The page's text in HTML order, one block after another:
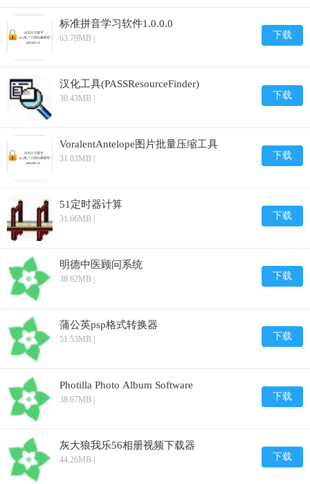
标准拼音学习软件1.0.0.0
63.79MB | 下载
汉化工具(PASSResourceFinder)
30.43MB | 下载
VoralentAntelope图片批量压缩工具
31.03MB | 下载
51定时器计算
31.66MB | 下载
明德中医顾问系统
38.62MB | 下载
蒲公英psp格式转换器
51.53MB | 下载
Photilla Photo Album Software
38.67MB | 下载
灰大狼我乐56相册视频下载器
44.26MB | 下载